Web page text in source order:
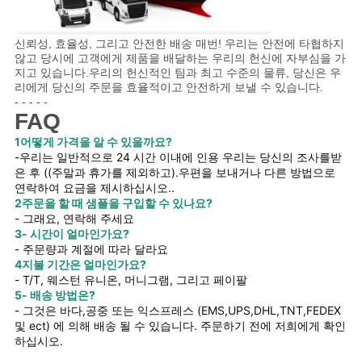
신뢰성, 효율성, 그리고 안전한 배송 매번! 우리는 안전에 타협하지
않고 당시에 고객에게 제품을 배달하는 우리의 헌신에 자부심을 가
지고 있습니다.우리의 헌신적인 팀과 최고 수준의 물류, 당신은 우
리에게 당신의 주문을 효율적이고 안전하게 보낼 수 있습니다.
- - - - -
FAQ
1어떻게 가격을 알 수 있을까요?
-우리는 일반적으로 24 시간 이내에 인용 우리는 당신의 조사를받
은 후 ((주말과 휴가를 제외하고).우편을 보내거나 다른 방법으로
연락하여 요금을 제시하십시오..
2주문을 할 때 샘플을 구입할 수 있나요?
- 그래요, 연락해 주세요
3- 시간이 얼마인가요?
- 주문량과 계절에 따라 달라요
4지불 기간은 얼마인가요?
- T/T, 웨스턴 유니온, 머니그램, 그리고 페이팔
5- 배송 방법은?
- 그것은 바다,공중 또는 익스프레스 (EMS,UPS,DHL,TNT,FEDEX
및 ect) 에 의해 배송 될 수 있습니다. 주문하기 전에 저희에게 확인
하십시오.